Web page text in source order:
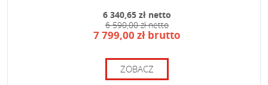
6 340,65 zł netto
6 590,00 zł netto
7 799,00 zł brutto
ZOBACZ